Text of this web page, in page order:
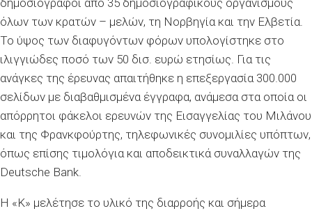
δημοσιογράφοι από 35 δημοσιογραφικούς οργανισμούς
όλων των κρατών – μελών, τη Νορβηγία και την Ελβετία.
Το ύψος των διαφυγόντων φόρων υπολογίστηκε στο
ιλιγγιώδες ποσό των 50 δισ. ευρώ ετησίως. Για τις
ανάγκες της έρευνας απαιτήθηκε η επεξεργασία 300.000
σελίδων με διαβαθμισμένα έγγραφα, ανάμεσα στα οποία οι
απόρρητοι φάκελοι ερευνών της Εισαγγελίας του Μιλάνου
και της Φρανκφούρτης, τηλεφωνικές συνομιλίες υπόπτων,
όπως επίσης τιμολόγια και αποδεικτικά συναλλαγών της
Deutsche Bank.
Η «Κ» μελέτησε το υλικό της διαρροής και σήμερα